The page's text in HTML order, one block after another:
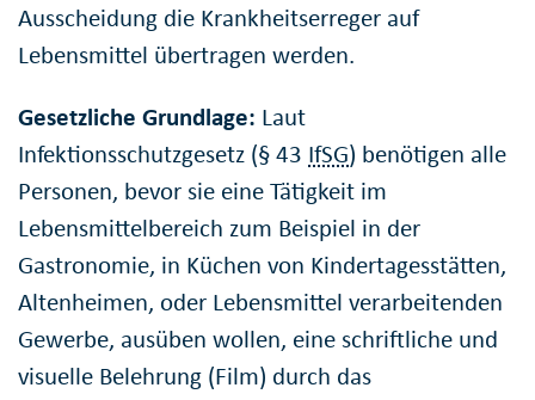
Ausscheidung die Krankheitserreger auf
Lebensmittel übertragen werden.
Gesetzliche Grundlage: Laut
Infektionsschutzgesetz (§ 43 IfSG) benötigen alle
Personen, bevor sie eine Tätigkeit im
Lebensmittelbereich zum Beispiel in der
Gastronomie, in Küchen von Kindertagesstätten,
Altenheimen, oder Lebensmittel verarbeitenden
Gewerbe, ausüben wollen, eine schriftliche und
visuelle Belehrung (Film) durch das